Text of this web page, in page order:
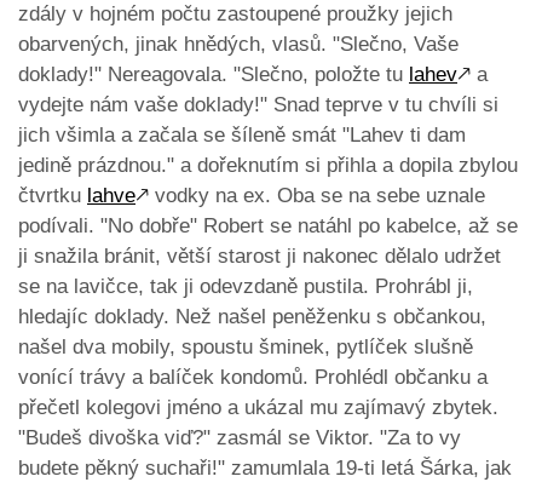
zdály v hojném počtu zastoupené proužky jejich
obarvených, jinak hnědých, vlasů. "Slečno, Vaše
doklady!" Nereagovala. "Slečno, položte tu lahev🡕 a
vydejte nám vaše doklady!" Snad teprve v tu chvíli si
jich všimla a začala se šíleně smát "Lahev ti dam
jedině prázdnou." a dořeknutím si přihla a dopila zbylou
čtvrtku lahve🡕 vodky na ex. Oba se na sebe uznale
podívali. "No dobře" Robert se natáhl po kabelce, až se
ji snažila bránit, větší starost ji nakonec dělalo udržet
se na lavičce, tak ji odevzdaně pustila. Prohrábl ji,
hledajíc doklady. Než našel peněženku s občankou,
našel dva mobily, spoustu šminek, pytlíček slušně
vonící trávy a balíček kondomů. Prohlédl občanku a
přečetl kolegovi jméno a ukázal mu zajímavý zbytek.
"Budeš divoška viď?" zasmál se Viktor. "Za to vy
budete pěkný suchaři!" zamumlala 19-ti letá Šárka, jak